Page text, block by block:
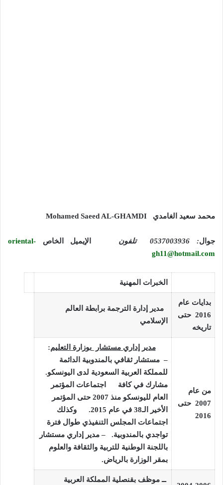
محمد سعيد الغامدي Mohamed Saeed AL-GHAMDI
جوال:0537003936 تلفون الإيميل الخاص
oriental-
gh11@hotmail.com
الخبرات المهنية
بدايات عام
2016 حتى
تاريخه
مدير إدارة الترجمة برابطة العالم
الإسلامي
من عام
2007 حتى
2016
مدير إداري مستشار بوزارة التعليم:
– مستشار ثقافي بالمندوبية الدائمة
للمملكة العربية السعودية لدى اليونسكو.
مشارك في كافة
اجتماعات المؤتمر
العام لليونسكو منذ 2007 حتى المؤتمر
الأخير الـ38 في عام
وكذلك
اجتماعات المجلس التنفيذي طوال فترة
تواجدي بالمندوبية.
– مدير إداري مستشار
باللجنة الوطنية للتربية والثقافة والعلوم
بمقر الوزارة بالرياض.
ــ موظف بقنصلية المملكة العربية